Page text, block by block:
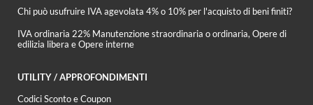
Chi può usufruire IVA agevolata 4% o 10% per l'acquisto di beni finiti?
IVA ordinaria 22% Manutenzione straordinaria o ordinaria, Opere di
edilizia libera e Opere interne
UTILITY / APPROFONDIMENTI
Codici Sconto e Coupon